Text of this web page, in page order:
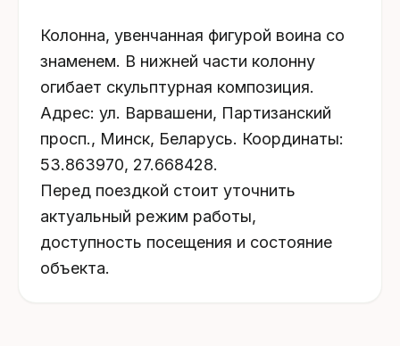
Колонна, увенчанная фигурой воина cо
знаменем. В нижней части колонну
огибает скульптурная композиция.
Адрес: ул. Варвашени, Партизанский
просп., Минск, Беларусь. Координаты:
53.863970, 27.668428.
Перед поездкой стоит уточнить
актуальный режим работы,
доступность посещения и состояние
объекта.